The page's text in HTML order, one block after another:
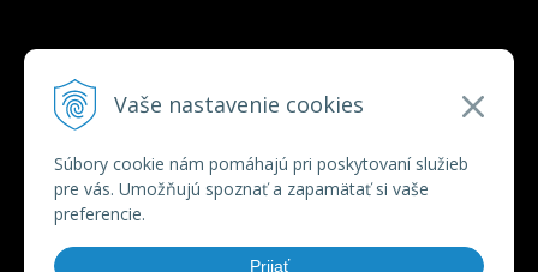
Vaše nastavenie cookies
Súbory cookie nám pomáhajú pri poskytovaní služieb
pre vás. Umožňujú spoznať a zapamätať si vaše
preferencie.
Prijať
Tel.:+421 910 228 822
E-mail: deltatex@deltatex.sk
VŠETKO O NÁKUPE